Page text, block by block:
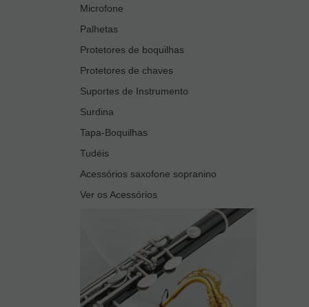
Microfone
Palhetas
Protetores de boquilhas
Protetores de chaves
Suportes de Instrumento
Surdina
Tapa-Boquilhas
Tudéis
Acessórios saxofone sopranino
Ver os Acessórios